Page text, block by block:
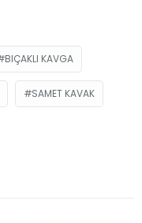
BIÇAKLI KAVGA
SAMET KAVAK